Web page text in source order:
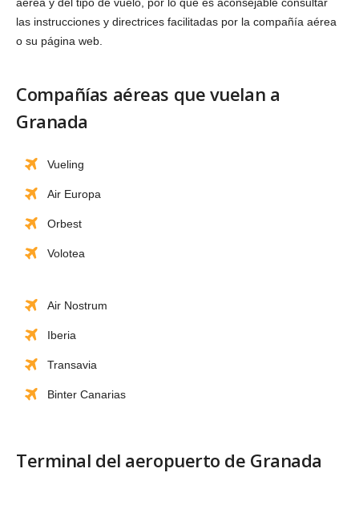
las instrucciones y directrices facilitadas por la compañía aérea
o su página web.
Compañías aéreas que vuelan a
Granada
Vueling
Air Europa
Orbest
Volotea
Air Nostrum
Iberia
Transavia
Binter Canarias
Terminal del aeropuerto de Granada